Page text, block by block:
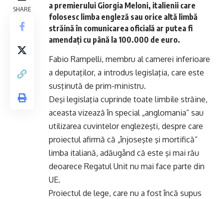
SHARE
a premierului Giorgia Meloni, italienii care
folosesc limba engleză sau orice altă limbă
străină în comunicarea oficială ar putea fi
amendați cu până la 100.000 de euro.
Fabio Rampelli, membru al camerei inferioare
a deputaţilor, a introdus legislaţia, care este
susţinută de prim-ministru.
Deşi legislaţia cuprinde toate limbile străine,
aceasta vizează în special „anglomania” sau
utilizarea cuvintelor englezeşti, despre care
proiectul afirmă că „înjoseşte şi mortifică”
limba italiană, adăugând că este şi mai rău
deoarece Regatul Unit nu mai face parte din
UE.
Proiectul de lege, care nu a fost încă supus